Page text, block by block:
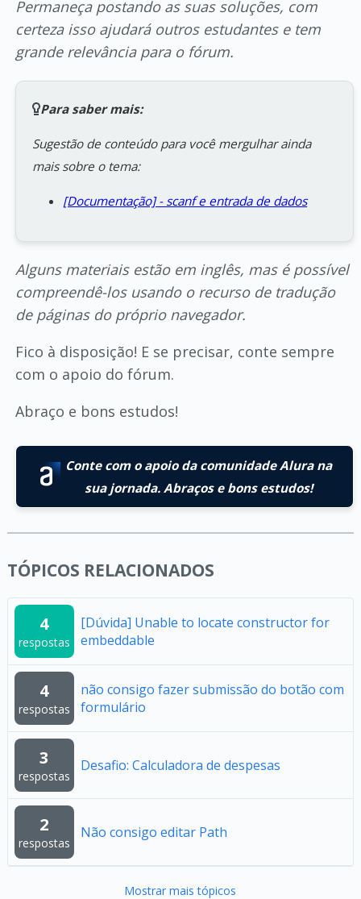
Permaneça postando as suas soluções, com
certeza isso ajudará outros estudantes e tem
grande relevância para o fórum.
Para saber mais:
Sugestão de conteúdo para você mergulhar ainda
mais sobre o tema:
[Documentação] - scanf e entrada de dados
Alguns materiais estão em inglês, mas é possível
compreendê-los usando o recurso de tradução
de páginas do próprio navegador.
Fico à disposição! E se precisar, conte sempre
com o apoio do fórum.
Abraço e bons estudos!
Conte com o apoio da comunidade Alura na
sua jornada. Abraços e bons estudos!
TÓPICOS RELACIONADOS
4
respostas
[Dúvida] Unable to locate constructor for
embeddable
4
respostas
não consigo fazer submissão do botão com
formulário
3
respostas
Desafio: Calculadora de despesas
2
respostas
Não consigo editar Path
Mostrar mais tópicos